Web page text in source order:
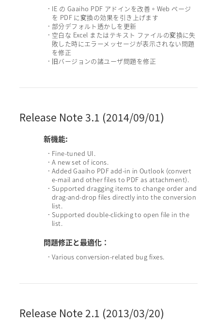
• IE の Gaaiho PDF アドインを改善。Web ページ
を PDF に変換の効果を引き上げます
• 部分デフォルト透かしを更新
• 空白な Excel またはテキスト ファイルの変換に失
敗した時にエラーメッセージが表示されない問題
を修正
• 旧バージョンの諸ユーザ問題を修正
Release Note 3.1 (2014/09/01)
新機能:
• Fine-tuned UI.
• A new set of icons.
• Added Gaaiho PDF add-in in Outlook (convert
e-mail and other files to PDF as attachment).
• Supported dragging items to change order and
drag-and-drop files directly into the conversion
list.
• Supported double-clicking to open file in the
list.
問題修正と最適化：
• Various conversion-related bug fixes.
Release Note 2.1 (2013/03/20)